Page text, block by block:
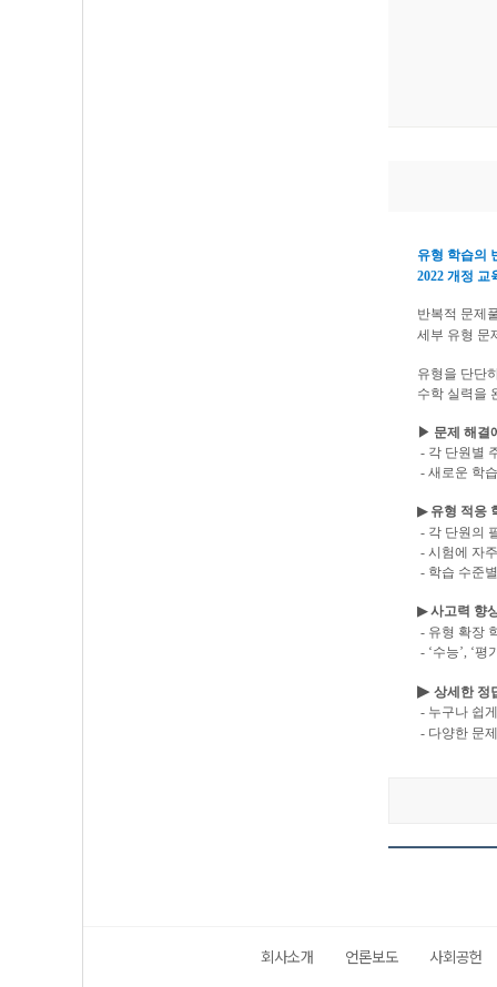
유형 학습의
2022 개정 교
반복적 문제
세부 유형 문
유형을 단단
수학 실력을
▶ 문제 해결
- 각 단원별
- 새로운 학
▶ 유형 적응
- 각 단원의
- 시험에 자
- 학습 수준
▶사고력 향
- 유형 확장
- ‘수능’, ‘평
▶ 상세한 정
- 누구나 쉽
- 다양한 문
회사소개 언론보도 사회공헌